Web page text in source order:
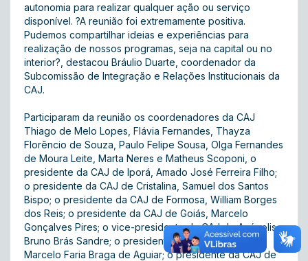
autonomia para realizar qualquer ação ou serviço
disponível. ?A reunião foi extremamente positiva.
Pudemos compartilhar ideias e experiências para
realização de nossos programas, seja na capital ou no
interior?, destacou Bráulio Duarte, coordenador da
Subcomissão de Integração e Relações Institucionais da
CAJ.
Participaram da reunião os coordenadores da CAJ
Thiago de Melo Lopes, Flávia Fernandes, Thayza
Florêncio de Souza, Paulo Felipe Sousa, Olga Fernandes
de Moura Leite, Marta Neres e Matheus Scoponi, o
presidente da CAJ de Iporá, Amado José Ferreira Filho;
o presidente da CAJ de Cristalina, Samuel dos Santos
Bispo; o presidente da CAJ de Formosa, William Borges
dos Reis; o presidente da CAJ de Goiás, Marcelo
Gonçalves Pires; o vice-presidente da CAJ de Anápolis,
Bruno Brás Sandre; o presidente da CAJ de Ceres,
Marcelo Faria Braga de Aguiar; o presidente da CAJ de